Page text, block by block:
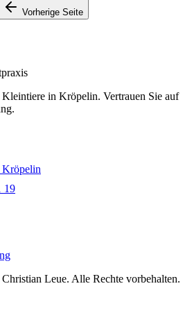
Vorherige Seite
in Kröpelin. Vertrauen Sie auf
19
Leue. Alle Rechte vorbehalten.